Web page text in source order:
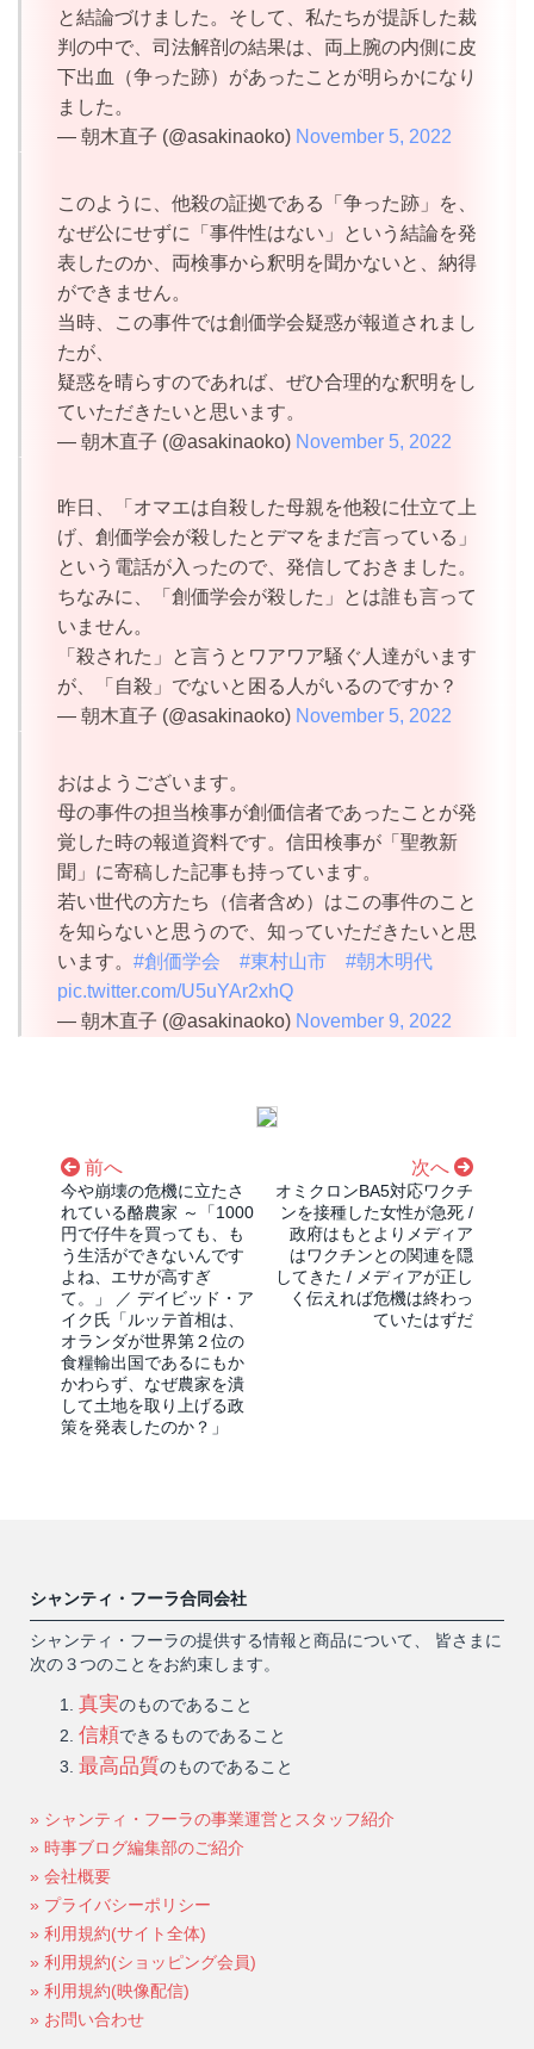
と結論づけました。そして、私たちが提訴した裁
判の中で、司法解剖の結果は、両上腕の内側に皮
下出血（争った跡）があったことが明らかになり
ました。
— 朝木直子 (@asakinaoko) November 5, 2022
このように、他殺の証拠である「争った跡」を、
なぜ公にせずに「事件性はない」という結論を発
表したのか、両検事から釈明を聞かないと、納得
ができません。
当時、この事件では創価学会疑惑が報道されまし
たが、
疑惑を晴らすのであれば、ぜひ合理的な釈明をし
ていただきたいと思います。
— 朝木直子 (@asakinaoko) November 5, 2022
昨日、「オマエは自殺した母親を他殺に仕立て上
げ、創価学会が殺したとデマをまだ言っている」
という電話が入ったので、発信しておきました。
ちなみに、「創価学会が殺した」とは誰も言って
いません。
「殺された」と言うとワアワア騒ぐ人達がいます
が、「自殺」でないと困る人がいるのですか？
— 朝木直子 (@asakinaoko) November 5, 2022
おはようございます。
母の事件の担当検事が創価信者であったことが発
覚した時の報道資料です。信田検事が「聖教新
聞」に寄稿した記事も持っています。
若い世代の方たち（信者含め）はこの事件のこと
を知らないと思うので、知っていただきたいと思
います。 #創価学会 #東村山市
#朝木明代
pic.twitter.com/U5uYAr2xhQ
— 朝木直子 (@asakinaoko) November 9, 2022
前へ
今や崩壊の危機に立たさ
れている酪農家 ～「1000
円で仔牛を買っても、も
う生活ができないんです
よね、エサが高すぎ
て。」 ／ デイビッド・ア
イク氏「ルッテ首相は、
オランダが世界第２位の
食糧輸出国であるにもか
かわらず、なぜ農家を潰
して土地を取り上げる政
策を発表したのか？」
次へ
オミクロンBA5対応ワクチ
ンを接種した女性が急死 /
政府はもとよりメディア
はワクチンとの関連を隠
してきた / メディアが正し
く伝えれば危機は終わっ
ていたはずだ
シャンティ・フーラ合同会社
シャンティ・フーラの提供する情報と商品について、 皆さまに
次の３つのことをお約束します。
真実のものであること
信頼できるものであること
最高品質のものであること
» シャンティ・フーラの事業運営とスタッフ紹介
» 時事ブログ編集部のご紹介
» 会社概要
» プライバシーポリシー
» 利用規約(サイト全体)
» 利用規約(ショッピング会員)
» 利用規約(映像配信)
» お問い合わせ